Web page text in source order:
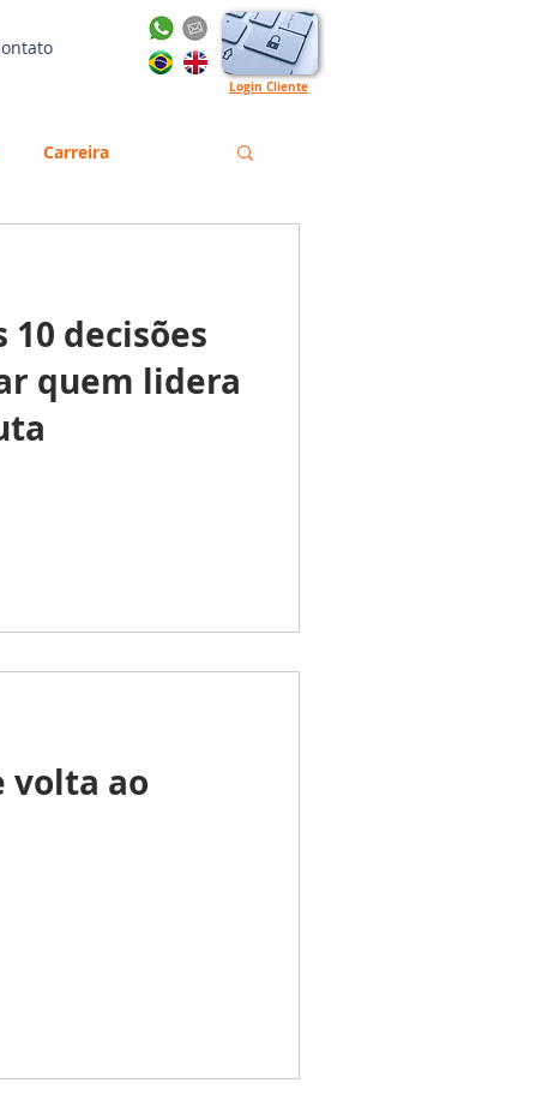
Login Cliente
Carreira
Trabalhista
English
10 decisões
quem lidera
volta ao